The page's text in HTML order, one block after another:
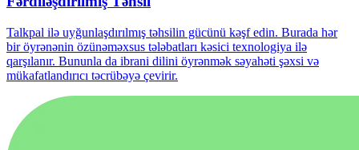
Talkpal ilə uyğunlaşdırılmış təhsilin gücünü kəşf edin. Burada hər
bir öyrənənin özünəməxsus tələbatları kəsici texnologiya ilə
qarşılanır. Bununla da ibrani dilini öyrənmək səyahəti şəxsi və
mükafatlandırıcı təcrübəyə çevirir.